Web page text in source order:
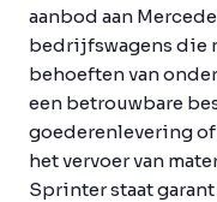
aanbod aan
bedrijfswagens die
behoeften van
een betrouwbare
goederenlevering
het vervoer van
Sprinter staat